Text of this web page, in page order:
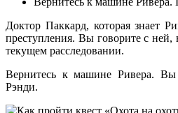
Доктор Паккард, которая знает
преступления. Вы говорите с ней,
текущем расследовании.
Вернитесь к машине Ривера. Вы
Рэнди.